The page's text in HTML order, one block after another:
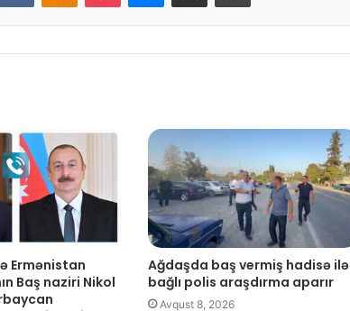
Ermənistan
Baş naziri Nikol
Ağdaşda baş vermiş hadisə ilə
bağlı polis araşdırma aparır
Avqust 8, 2026